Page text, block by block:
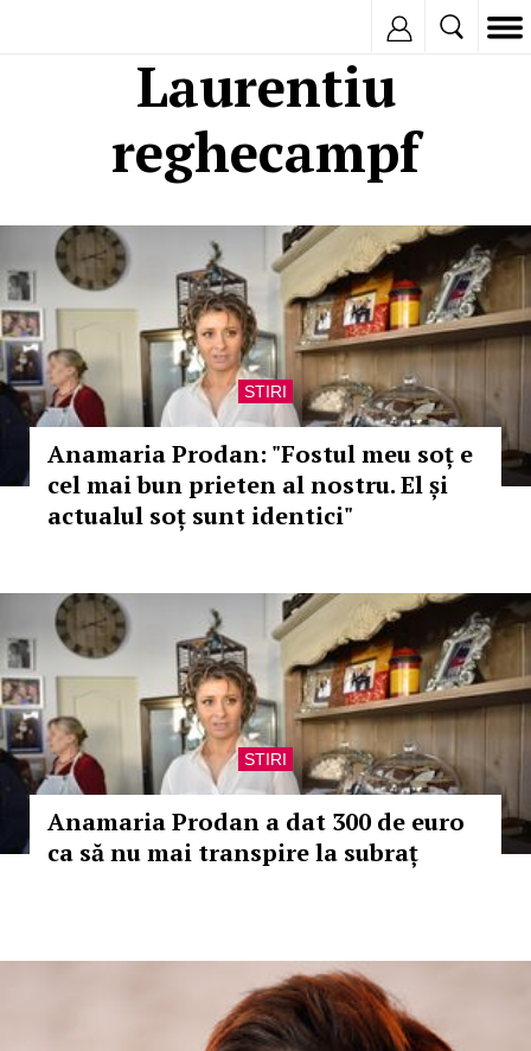
Laurentiu
reghecampf
STIRI
Anamaria Prodan: "Fostul meu soț e
cel mai bun prieten al nostru. El și
actualul soț sunt identici"
STIRI
Anamaria Prodan a dat 300 de euro
ca să nu mai transpire la subraț